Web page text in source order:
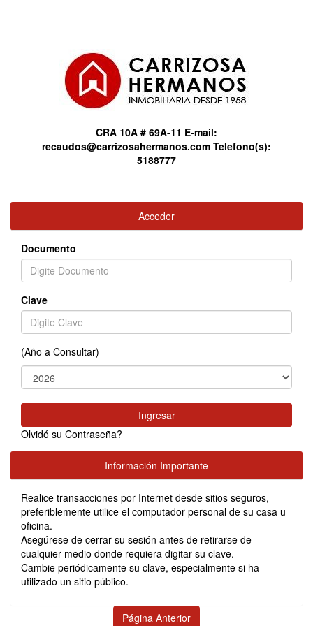
CRA 10A # 69A-11 E-mail:
recaudos@carrizosahermanos.comTelefono(s):
5188777
Acceder
Documento
Clave
(Año a Consultar)
Ingresar
Olvidó su Contraseña?
Información Importante
Realice transacciones por Internet desde sitios seguros,
preferiblemente utilice el computador personal de su casa u
oficina.
Asegúrese de cerrar su sesión antes de retirarse de
cualquier medio donde requiera digitar su clave.
Cambie periódicamente su clave, especialmente si ha
utilizado un sitio público.
Página Anterior